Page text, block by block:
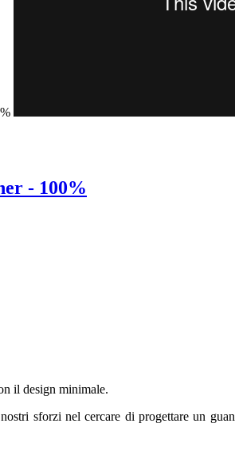
- 100%
il design minimale.
sforzi nel cercare di progettare un